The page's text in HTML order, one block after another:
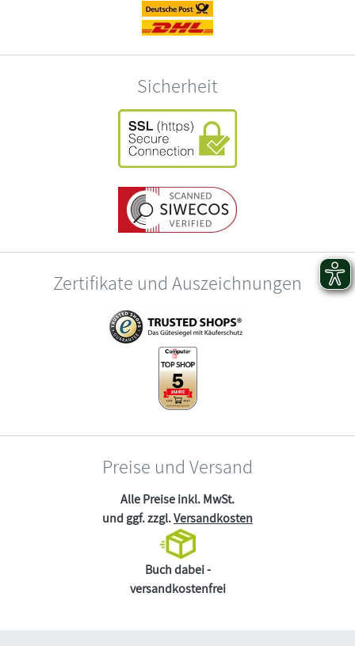
Sicherheit
Zertifikate und Auszeichnungen
Preise und Versand
Alle Preise inkl. MwSt.
und ggf. zzgl.Versandkosten
Buch dabei -
versandkostenfrei